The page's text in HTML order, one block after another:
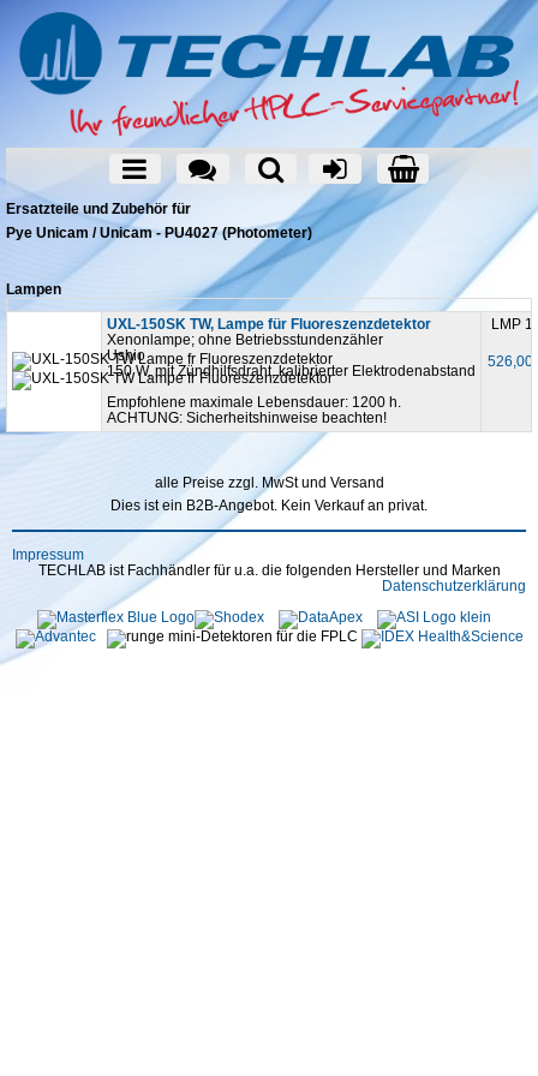
Ersatzteile und Zubehör für
Pye Unicam / Unicam - PU4027 (Photometer)
Lampen
UXL-150SK TW, Lampe für Fluoreszenzdetektor
Xenonlampe; ohne Betriebsstundenzähler
Ushio
150 W, mit Zündhilfsdraht, kalibrierter Elektrodenabstand
Empfohlene maximale Lebensdauer: 1200 h.
ACHTUNG: Sicherheitshinweise beachten!
LMP
526,00
alle Preise zzgl. MwSt und Versand
Dies ist ein B2B-Angebot. Kein Verkauf an privat.
Impressum
TECHLAB ist Fachhändler für u.a. die folgenden Hersteller und Marken
Datenschutzerklärung